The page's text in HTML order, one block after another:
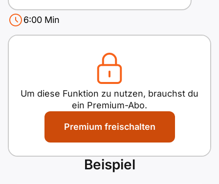
B1 ÖIF
B1 ÖSD
B2 Pflege (telc)
Einbürgerungstest
Spiele
Lebenslauf erstellen
Motivationsbriefe
Passende Termine
Treffpunkt und Uhrzeit
Kosten für Eintritt und Führung
Welche Museumsart?
6:00 Min
Um diese Funktion zu nutzen, brauchst du
ein Premium-Abo.
Premium freischalten
Beispiel